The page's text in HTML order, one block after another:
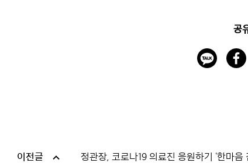
공
이전글 정관장, 코로나19 의료진 응원하기 ‘한마음